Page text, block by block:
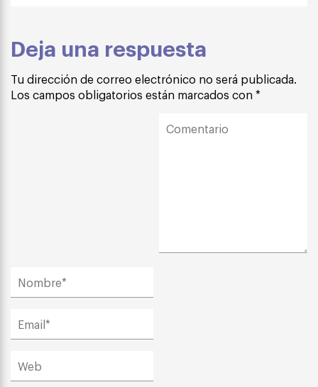
Deja una respuesta
Tu dirección de correo electrónico no será publicada.
Los campos obligatorios están marcados con *